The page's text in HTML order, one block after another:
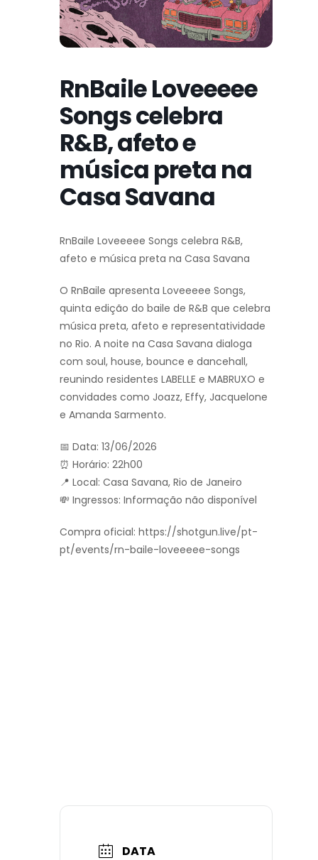
RnBaile Loveeeee
Songs celebra
R&B, afeto e
música preta na
Casa Savana
RnBaile Loveeeee Songs celebra R&B,
afeto e música preta na Casa Savana
O RnBaile apresenta Loveeeee Songs,
quinta edição do baile de R&B que celebra
música preta, afeto e representatividade
no Rio. A noite na Casa Savana dialoga
com soul, house, bounce e dancehall,
reunindo residentes LABELLE e MABRUXO e
convidades como Joazz, Effy, Jacquelone
e Amanda Sarmento.
📅 Data: 13/06/2026
⏰ Horário: 22h00
📍 Local: Casa Savana, Rio de Janeiro
💸 Ingressos: Informação não disponível
Compra oficial: https://shotgun.live/pt-
pt/events/rn-baile-loveeeee-songs
DATA